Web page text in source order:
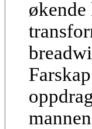
økende